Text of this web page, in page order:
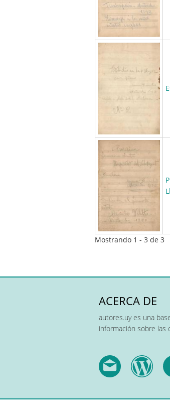
Mostrando 1 - 3 de 3
ACERCA DE
autores.uy es una
información sobre las